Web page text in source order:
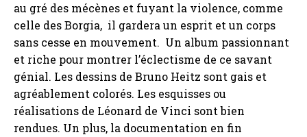
au gré des mécènes et fuyant la violence, comme
celle des Borgia, il gardera un esprit et un corps
sans cesse en mouvement. Un album passionnant
et riche pour montrer l’éclectisme de ce savant
génial. Les dessins de Bruno Heitz sont gais et
agréablement colorés. Les esquisses ou
réalisations de Léonard de Vinci sont bien
rendues. Un plus, la documentation en fin